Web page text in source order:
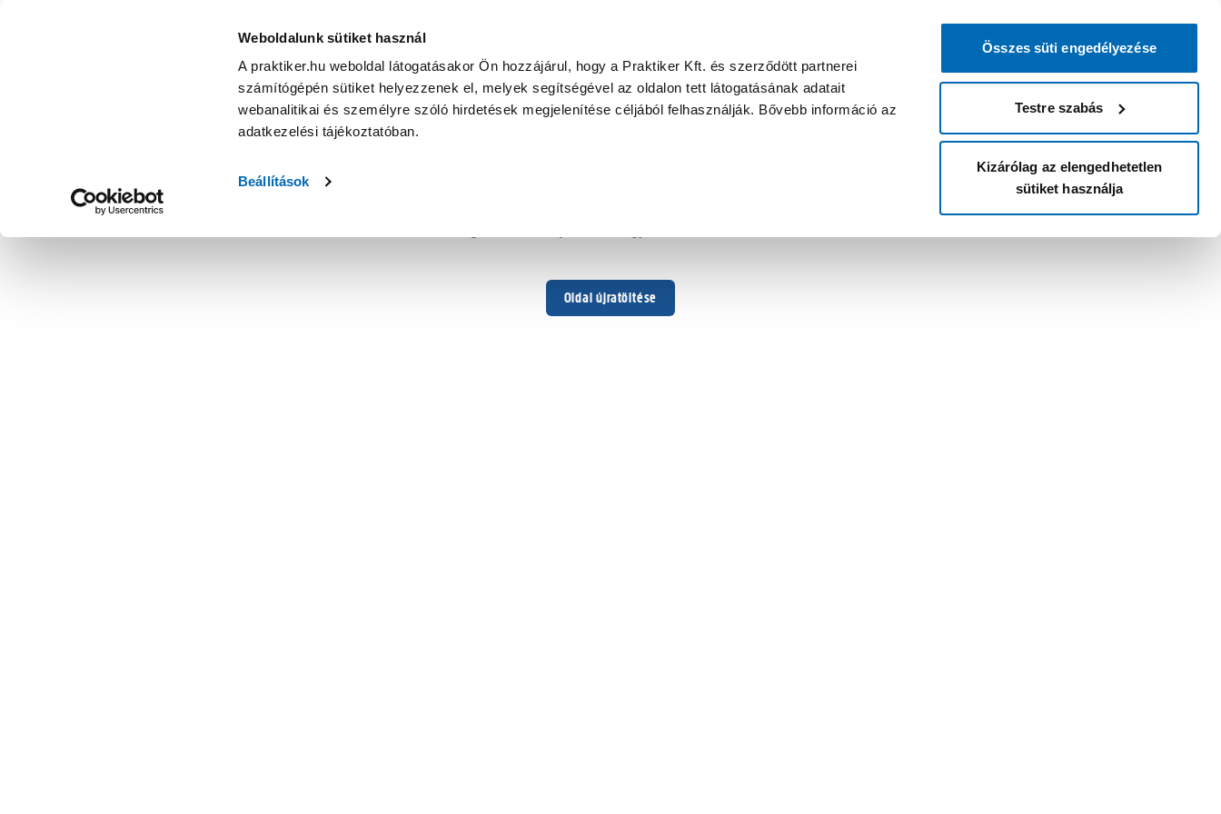
Weboldalunk sütiket használ
A praktiker.hu weboldal látogatásakor Ön hozzájárul, hogy a Praktiker Kft. és szerződött partnerei
számítógépén sütiket helyezzenek el, melyek segítségével az oldalon tett látogatásának adatait
webanalitikai és személyre szóló hirdetések megjelenítése céljából felhasználják. Bővebb információ az
adatkezelési tájékoztatóban.
Beállítások
Összes süti engedélyezése
Testre szabás
Kizárólag az elengedhetetlen
sütiket használja
Oldal újratöltése